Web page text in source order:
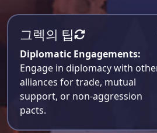
그렉의 팁
Diplomatic Engagements:
Engage in diplomacy with
alliances for trade, mutual
support, or non-aggression
pacts.